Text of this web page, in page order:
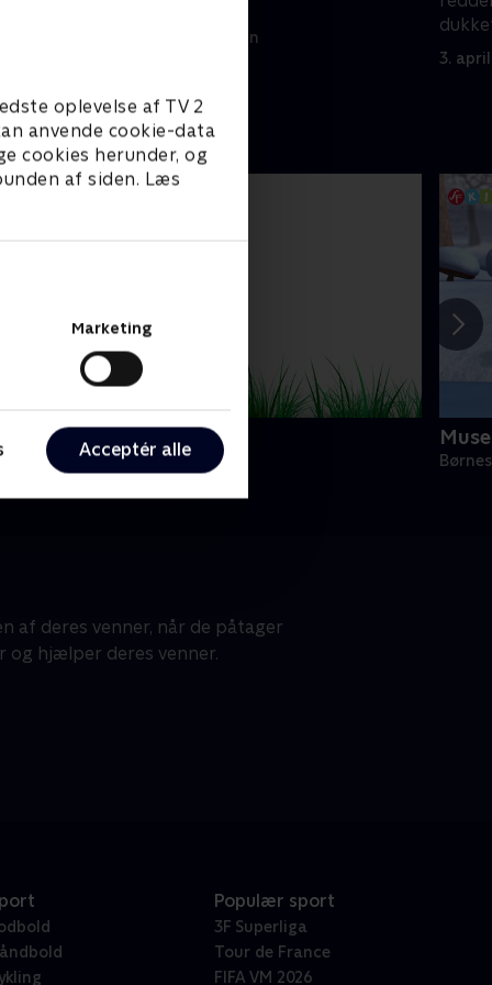
oplevelse af TV 2
anvende cookie-data
cookies herunder, og
af siden. Læs
Marketing
Acceptér alle
3. april 2026 • 21 min
3.
• 1 sæsoner
af deres venner, når de påtager
hjælper deres venner.
Populær sport
3F Superliga
Tour de France
FIFA VM 2026